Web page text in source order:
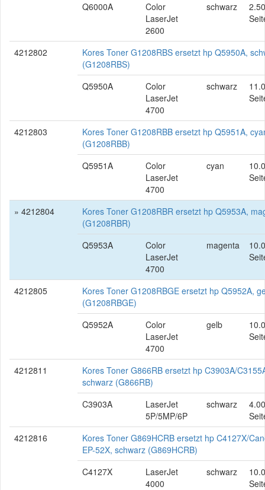
Q6000A
Color
LaserJet
2600
schwarz
4212802
Kores Toner G1208RBS ersetzt hp Q5950A,
(G1208RBS)
Q5950A
Color
LaserJet
4700
schwarz
4212803
Kores Toner G1208RBB ersetzt hp Q5951A,
(G1208RBB)
Q5951A
Color
LaserJet
4700
cyan
» 4212804
Kores Toner G1208RBR ersetzt hp Q5953A,
(G1208RBR)
Q5953A
Color
LaserJet
4700
magenta
4212805
Kores Toner G1208RBGE ersetzt hp Q5952A,
(G1208RBGE)
Q5952A
Color
LaserJet
4700
gelb
4212811
Kores Toner G866RB ersetzt hp C3903A/
schwarz (G866RB)
C3903A
LaserJet
5P/5MP/6P
schwarz
4212816
Kores Toner G869HCRB ersetzt hp C4127X/
EP-52X, schwarz (G869HCRB)
C4127X
LaserJet
4000
schwarz